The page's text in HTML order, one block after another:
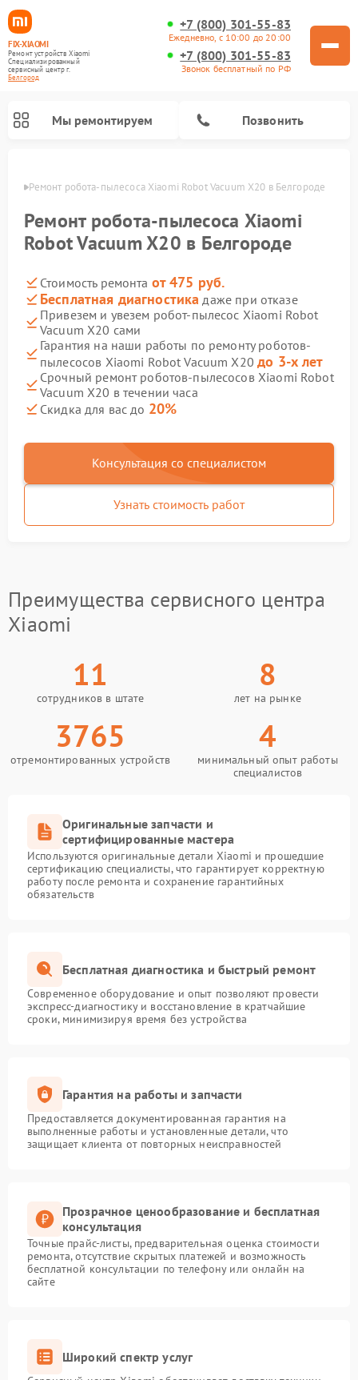
FIX-XIAOMI
Ремонт устройств Xiaomi
Специализированный
cервисный центр г.
Белгород
+7 (800) 301-55-83
Ежедневно, с 10:00 до 20:00
+7 (800) 301-55-83
Звонок бесплатный по РФ
Мы ремонтируем Позвонить
Ремонт робота-пылесоса Xiaomi Robot Vacuum X20 в Белгороде
Ремонт робота-пылесоса Xiaomi
Robot Vacuum X20 в Белгороде
Стоимость ремонта от 475 руб.
Бесплатная диагностика даже при отказе
Привезем и увезем робот-пылесос Xiaomi Robot
Vacuum X20 сами
Гарантия на наши работы по ремонту роботов-
пылесосов Xiaomi Robot Vacuum X20до 3-х лет
Срочный ремонт роботов-пылесосов Xiaomi Robot
Vacuum X20 в течении часа
Скидка для вас до 20%
Консультация со специалистом
Узнать стоимость работ
Преимущества сервисного центра
Xiaomi
11
сотрудников в штате
8
лет на рынке
3765
отремонтированных устройств
4
минимальный опыт работы
специалистов
Оригинальные запчасти и
сертифицированные мастера
Используются оригинальные детали Xiaomi и прошедшие
сертификацию специалисты, что гарантирует корректную
работу после ремонта и сохранение гарантийных
обязательств
Бесплатная диагностика и быстрый ремонт
Современное оборудование и опыт позволяют провести
экспресс-диагностику и восстановление в кратчайшие
сроки, минимизируя время без устройства
Гарантия на работы и запчасти
Предоставляется документированная гарантия на
выполненные работы и установленные детали, что
защищает клиента от повторных неисправностей
Прозрачное ценообразование и бесплатная
консультация
Точные прайс-листы, предварительная оценка стоимости
ремонта, отсутствие скрытых платежей и возможность
бесплатной консультации по телефону или онлайн на
сайте
Широкий спектр услуг